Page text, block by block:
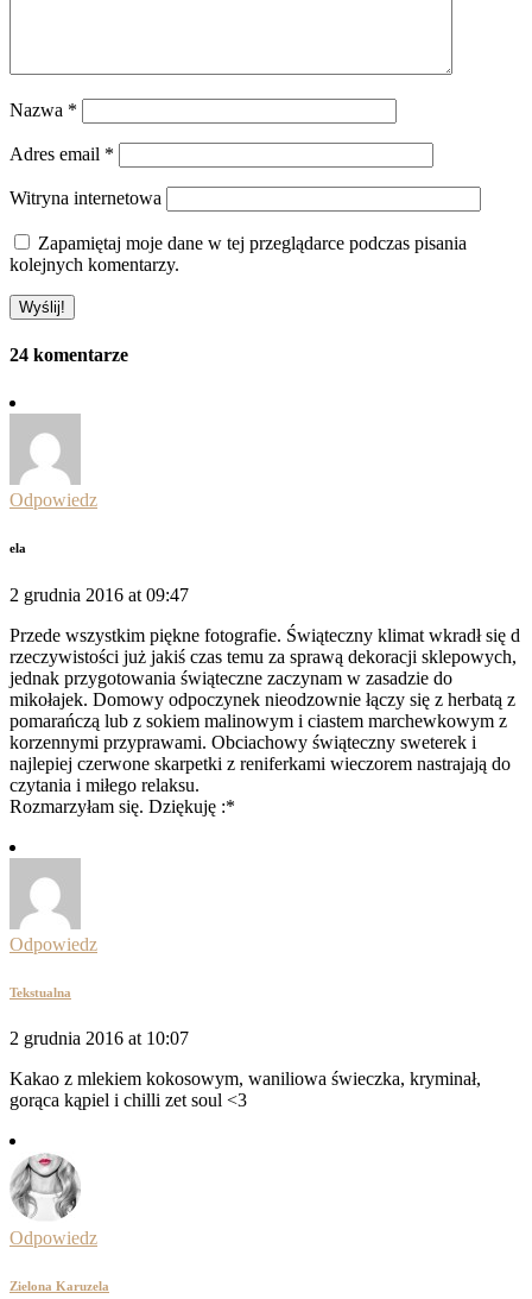
Nazwa *
Adres email *
Witryna internetowa
Zapamiętaj moje dane w tej przeglądarce podczas pisania
kolejnych komentarzy.
24 komentarze
Odpowiedz
ela
2 grudnia 2016 at 09:47
Przede wszystkim piękne fotografie. Świąteczny klimat wkradł się d
rzeczywistości już jakiś czas temu za sprawą dekoracji sklepowych,
jednak przygotowania świąteczne zaczynam w zasadzie do
mikołajek. Domowy odpoczynek nieodzownie łączy się z herbatą z
pomarańczą lub z sokiem malinowym i ciastem marchewkowym z
korzennymi przyprawami. Obciachowy świąteczny sweterek i
najlepiej czerwone skarpetki z reniferkami wieczorem nastrajają do
czytania i miłego relaksu.
Rozmarzyłam się. Dziękuję :*
Odpowiedz
Tekstualna
2 grudnia 2016 at 10:07
Kakao z mlekiem kokosowym, waniliowa świeczka, kryminał,
gorąca kąpiel i chilli zet soul <3
Odpowiedz
Zielona Karuzela